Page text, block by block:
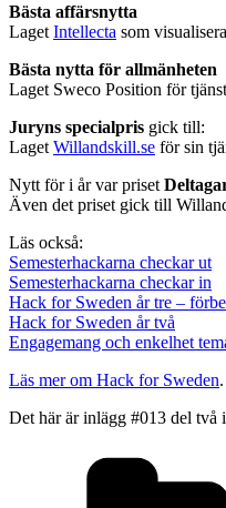
Bästa affärsnytta
Laget Intellecta som
Bästa nytta för allmänheten
Laget Sweco Position för
Juryns specialpris gick till:
Laget Willandskill.se för sin
Nytt för i år var priset
Även det priset gick till
Läs också:
Semesterhackarna checkar ut
Semesterhackarna checkar in
Hack for Sweden år tre –
Hack for Sweden år två
Engagemang och enkelhet
Läs mer om Hack for Sweden.
Det här är inlägg #013 del två